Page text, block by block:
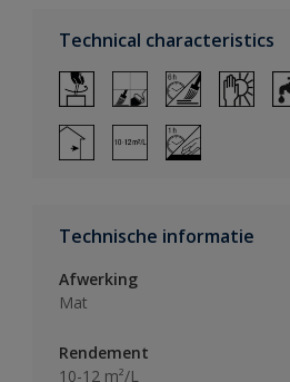
Technical characteristics
Technische informatie
Afwerking
Mat
Rendement
10-12 m²/L